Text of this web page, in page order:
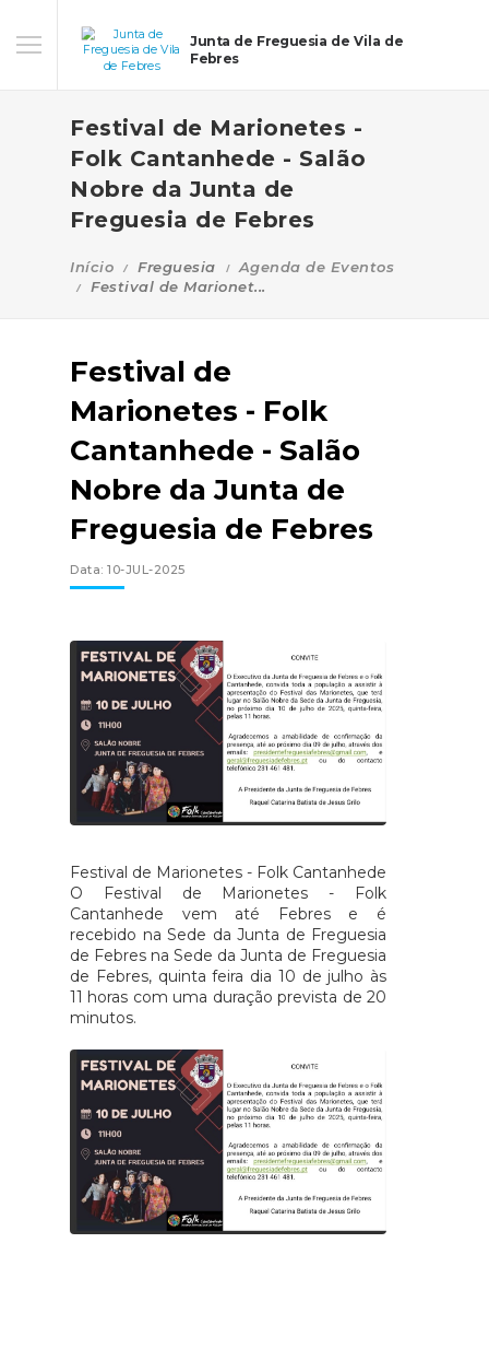
Junta de Freguesia de Vila de
Febres
Festival de Marionetes -
Folk Cantanhede - Salão
Nobre da Junta de
Freguesia de Febres
Início Freguesia
Agenda de Eventos
Festival de Marionet...
Festival de
Marionetes - Folk
Cantanhede - Salão
Nobre da Junta de
Freguesia de Febres
Data: 10-JUL-2025
Festival de Marionetes - Folk Cantanhede
O Festival de Marionetes - Folk
Cantanhede vem até Febres e é
recebido na Sede da Junta de Freguesia
de Febres na Sede da Junta de Freguesia
de Febres, quinta feira dia 10 de julho às
11 horas com uma duração prevista de 20
minutos.